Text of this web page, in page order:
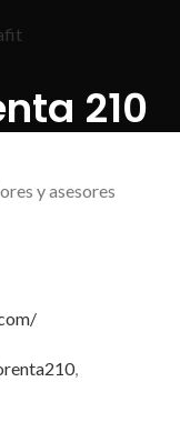
210
y asesores
,